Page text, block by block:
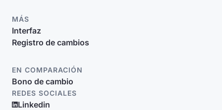
MÁS
Interfaz
Registro de cambios
EN COMPARACIÓN
Bono de cambio
REDES SOCIALES
Linkedin